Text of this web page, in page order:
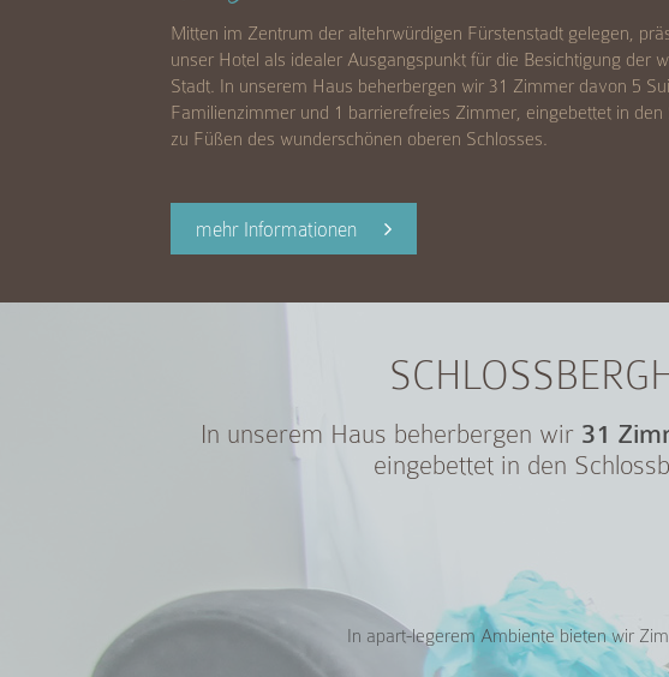
Mitten im Zentrum der altehrwürdigen Fürstenstadt gelegen,
unser Hotel als idealer Ausgangspunkt für die Besichtigung der
Stadt. In unserem Haus beherbergen wir 31 Zimmer davon 5
Familienzimmer und 1 barrierefreies Zimmer, eingebettet in den
zu Füßen des wunderschönen oberen Schlosses.
mehr Informationen
In unserem Haus beherbergen wir 31
eingebettet in den
In apart-legerem Ambiente bieten wir